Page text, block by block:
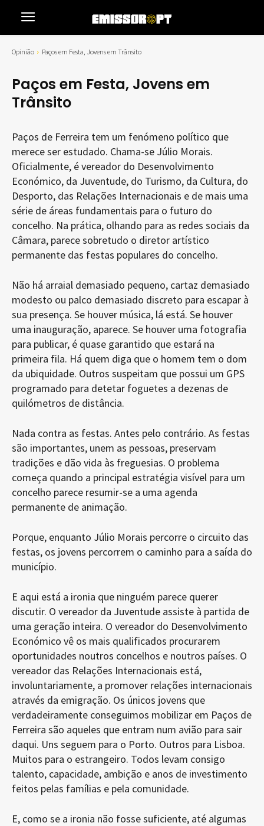
Opinião Paços em Festa, Jovens em Trânsito
Paços em Festa, Jovens em
Trânsito
Paços de Ferreira tem um fenómeno político que
merece ser estudado. Chama-se Júlio Morais.
Oficialmente, é vereador do Desenvolvimento
Económico, da Juventude, do Turismo, da Cultura, do
Desporto, das Relações Internacionais e de mais uma
série de áreas fundamentais para o futuro do
concelho. Na prática, olhando para as redes sociais da
Câmara, parece sobretudo o diretor artístico
permanente das festas populares do concelho.
Não há arraial demasiado pequeno, cartaz demasiado
modesto ou palco demasiado discreto para escapar à
sua presença. Se houver música, lá está. Se houver
uma inauguração, aparece. Se houver uma fotografia
para publicar, é quase garantido que estará na
primeira fila. Há quem diga que o homem tem o dom
da ubiquidade. Outros suspeitam que possui um GPS
programado para detetar foguetes a dezenas de
quilómetros de distância.
Nada contra as festas. Antes pelo contrário. As festas
são importantes, unem as pessoas, preservam
tradições e dão vida às freguesias. O problema
começa quando a principal estratégia visível para um
concelho parece resumir-se a uma agenda
permanente de animação.
Porque, enquanto Júlio Morais percorre o circuito das
festas, os jovens percorrem o caminho para a saída do
município.
E aqui está a ironia que ninguém parece querer
discutir. O vereador da Juventude assiste à partida de
uma geração inteira. O vereador do Desenvolvimento
Económico vê os mais qualificados procurarem
oportunidades noutros concelhos e noutros países. O
vereador das Relações Internacionais está,
involuntariamente, a promover relações internacionais
através da emigração. Os únicos jovens que
verdadeiramente conseguimos mobilizar em Paços de
Ferreira são aqueles que entram num avião para sair
daqui. Uns seguem para o Porto. Outros para Lisboa.
Muitos para o estrangeiro. Todos levam consigo
talento, capacidade, ambição e anos de investimento
feitos pelas famílias e pela comunidade.
E, como se a ironia não fosse suficiente, até algumas